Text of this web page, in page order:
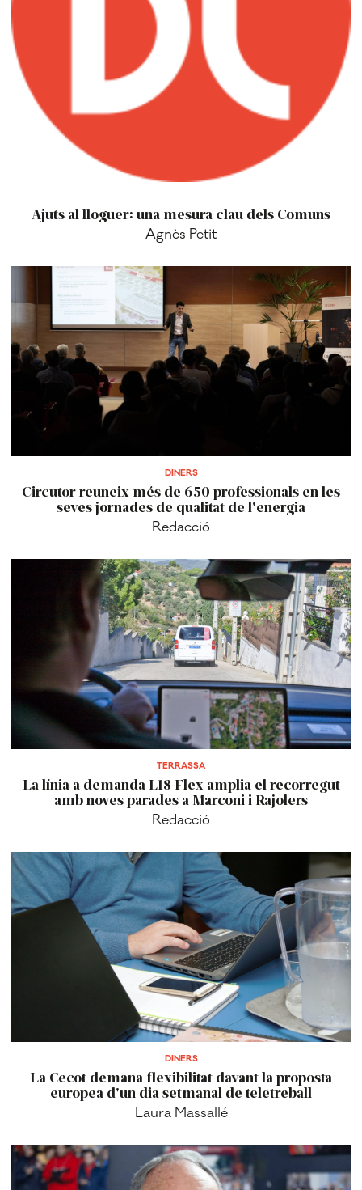
Ajuts al lloguer: una mesura clau dels Comuns
Agnès Petit
DINERS
Circutor reuneix més de 650 professionals en les
seves jornades de qualitat de l'energia
Redacció
TERRASSA
La línia a demanda L18 Flex amplia el recorregut
amb noves parades a Marconi i Rajolers
Redacció
DINERS
La Cecot demana flexibilitat davant la proposta
europea d'un dia setmanal de teletreball
Laura Massallé